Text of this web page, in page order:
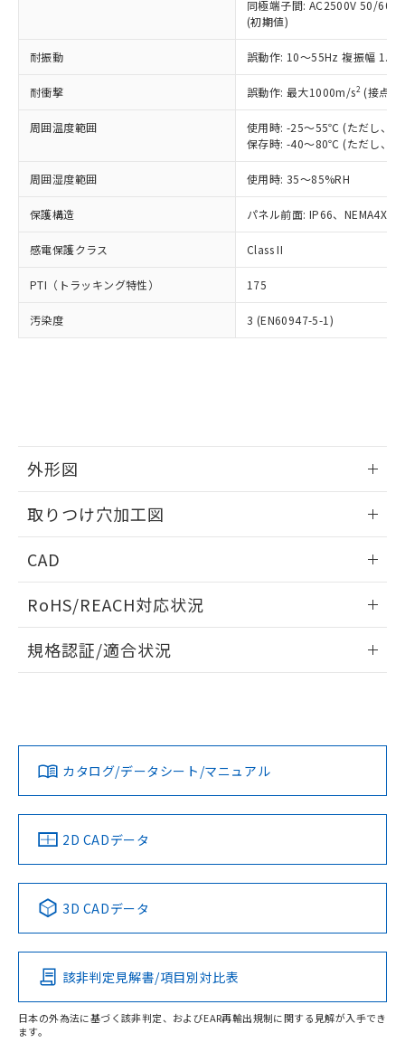
同極端子間: AC2500V 50/
(初期値)
耐振動 誤動作: 10～55Hz 複振幅
耐衝撃 誤動作: 最大1000m/s2 (接点
周囲温度範囲
使用時: -25～55℃ (ただし、氷
保存時: -40～80℃ (ただし、氷
周囲湿度範囲 使用時: 35～85%RH
保護構造 パネル前面: IP66、NEMA4X,
感電保護クラス Class II
PTI（トラッキング特性） 175
汚染度 3 (EN60947-5-1)
外形図
取りつけ穴加工図
CAD
ドすることができます。
ログイン/会員登録
ダウンロードデータをご利用いただく前に、以下を必ずお読
みください。
ソフトウェアの使用条件
RoHS/REACH対応状況
EU RoHS 注意事項・凡例
対応済み
中国 RoHS 注意事項・凡例
Pb Hg Cd Cr(VI)
O
規格認証/適合状況
カタログ/データシート/マニュアル
2D CADデータ
3D CADデータ
該非判定見解書/項目別対比表
日本の外為法に基づく該非判定、およびEAR再輸出規制に関する見解が入手でき
ます。
正式な納期状況および標準価格はお客
様のお取引先、またはお客様担当のオ
ムロン制御機器販売店・当社販売員に
オムロン制御機器販売店や当社販売拠
販売ネットワーク
」をご確認
在庫状況および標準価格結果を当社の
事前の承諾なく第三者に漏洩または開
マイパーツ機能（部品リスト作成サー
ビス）をご利用いただくには、I-Web
メンバーズにご登録されている必要が
あります。
お客様が当ウェブサイト上で当社にご
登録された部品リストについて、当社
および当社の共同利用者が、当社の製
用者の範囲」に記載されている法人を
(PBDE) 1000ppm以下、フタル酸ビス(2-エチルヘキシ
ル) (DEHP)(別名：DOP) 1000ppm以下、フタル酸ブチ
ルベンジル（BBP） 1000ppm以下、フタル酸ジブチル
（DBP） 1000ppm以下、フタル酸ジイソブチル
但し、RoHS指令で産業用監視および制御機器に対する
フタル酸エステル類の４物質については閾値を超える意
図的な使用がないことを確認しています。
※2 対応予定月
部品在庫の切り替え状況などにより、予定
月が前後することがあります。
※3 非含有証明書ダウンロード
※本証明書は発行日時点で非含有を証明す
るもので、過去に遡って非含有を証明する
ものではありません。
物質の対応では、対応完了までの期間は出
荷製品に未対応品が混在することから備考
していることから、特段のことがない限
り、2022年1月12日より割愛しておりま
す。
Cr(Ⅵ)(六価クロム) : 1000ppm、 PBBs(ポリ臭化ビフェ
ニル類) : 1000ppm、 PBDEs(ポリ臭化ジフェニルエーテ
イソブチル) : 1000ppm、 BBP(フタル酸ブチルベンジ
DEHP(フタル酸ビス(2-エチルヘキシル)) : 1000ppm
※2 環境保護使用期限
「ｅ」：有害物質（10物質）のすべてが基
準値以下であることを示します。
「10」：通常の使用状況下において有害物
質が外部に漏えいし、環境に深刻な影響を
及ぼさない年数を意味します。
「－」：未確認です。当社販売部門へお問
い合わせください。
当社は規制貨物を破棄する場合は、完
いよう必要な手段を講じます。
当社は貴社製品を、核兵器、ミサイ
ル、化学兵器、生物兵器またはその他
武器並びにこれらの製造装置等に一切
当社は、貴社製品を第三者に販売する
場合は、上記1、2および3の内容を当
該第三者に通知します。また当社は、
販売先および販売に係わる関係者が違
法に輸出するおそれがある場合は、取
り引きをいたしません。
一定数以上の在庫あり
一定数には満たないが在庫あり
在庫なし(最新の在庫状況につ
いては、お客様のお取引先、ま
たはお客様担当のオムロン制御
機器販売店・当社販売員にご確
白
受注生産機種、また在庫状況の
情報を公開していない機種